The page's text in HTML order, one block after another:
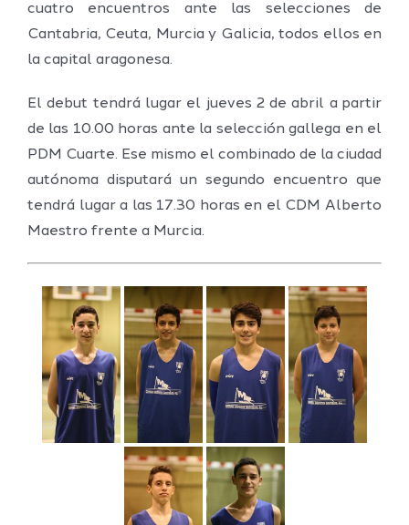
cuatro encuentros ante las selecciones de
Cantabria, Ceuta, Murcia y Galicia, todos ellos en
la capital aragonesa.
El debut tendrá lugar el jueves 2 de abril a partir
de las 10.00 horas ante la selección gallega en el
PDM Cuarte. Ese mismo el combinado de la ciudad
autónoma disputará un segundo encuentro que
tendrá lugar a las 17.30 horas en el CDM Alberto
Maestro frente a Murcia.